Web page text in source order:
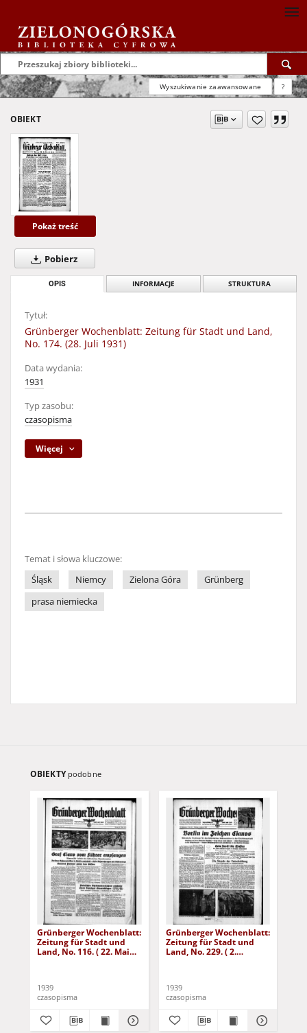
Wyszukiwanie zaawansowane ?
OBIEKT
Pokaż treść
Pobierz
OPIS INFORMACJE STRUKTURA
Tytuł:
Grünberger Wochenblatt: Zeitung für Stadt und Land,
No. 174. (28. Juli 1931)
Data wydania:
1931
Typ zasobu:
czasopisma
Więcej
Temat i słowa kluczowe:
Śląsk
Niemcy Zielona Góra
Grünberg
prasa niemiecka
OBIEKTY podobne
Grünberger Wochenblatt:
Zeitung für Stadt und
Land, No. 116. ( 22. Mai
1939
czasopisma
Grünberger Wochenblatt:
Zeitung für Stadt und
Land, No. 229. ( 2.
1939
czasopisma